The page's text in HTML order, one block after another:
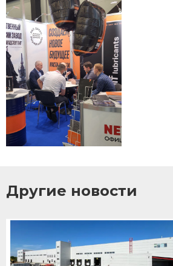
Другие новости